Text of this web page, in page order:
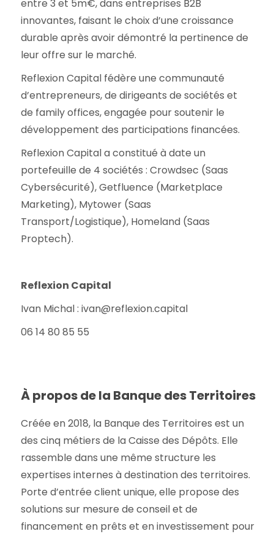
entre 3 et 5m€, dans entreprises B2B
innovantes, faisant le choix d’une croissance
durable après avoir démontré la pertinence de
leur offre sur le marché.
Reflexion Capital fédère une communauté
d’entrepreneurs, de dirigeants de sociétés et
de family offices, engagée pour soutenir le
développement des participations financées.
Reflexion Capital a constitué à date un
portefeuille de 4 sociétés : Crowdsec (Saas
Cybersécurité), Getfluence (Marketplace
Marketing), Mytower (Saas
Transport/Logistique), Homeland (Saas
Proptech).
Reflexion Capital
Ivan Michal : ivan@reflexion.capital
06 14 80 85 55
À propos de la Banque des Territoires
Créée en 2018, la Banque des Territoires est un
des cinq métiers de la Caisse des Dépôts. Elle
rassemble dans une même structure les
expertises internes à destination des territoires.
Porte d’entrée client unique, elle propose des
solutions sur mesure de conseil et de
financement en prêts et en investissement pour